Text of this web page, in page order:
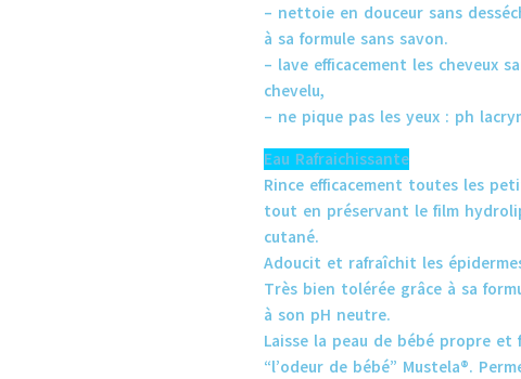
– nettoie en douceur sans
à sa formule sans savon.
– lave efficacement les cheveux
chevelu,
– ne pique pas les yeux : ph
Eau Rafraichissante
Rince efficacement toutes les
tout en préservant le film
cutané.
Adoucit et rafraîchit les
Très bien tolérée grâce à sa
à son pH neutre.
Laisse la peau de bébé propre et
“l’odeur de bébé” Mustela®.